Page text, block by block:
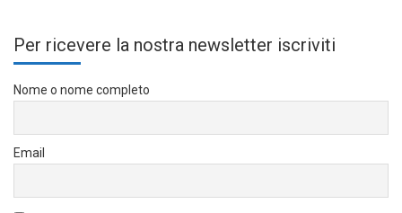
Per ricevere la nostra newsletter iscriviti
Nome o nome completo
Email